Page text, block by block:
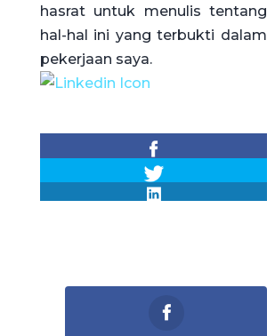
hasrat untuk menulis tentang
hal-hal ini yang terbukti dalam
pekerjaan saya.